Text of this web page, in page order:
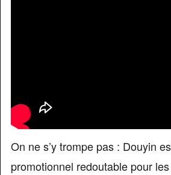
On ne s’y trompe pas : Douyin
promotionnel redoutable pour